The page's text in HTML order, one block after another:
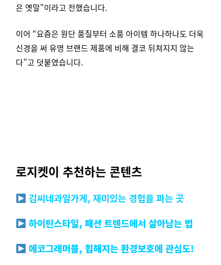
은 옛말”이라고 전했습니다.
이어 “요즘은 원단 품질부터 소품 아이템 하나하나도 더욱
신경을 써 유명 브랜드 제품에 비해 결코 뒤쳐지지 않는
다”고 덧붙였습니다.
로지켓이 추천하는 콘텐츠
김씨네과일가게, 재미있는 경험을 파는 곳
하이틴스타일, 패션 트렌드에서 살아남는 법
에코그래머블, 힙해지는 환경보호에 관심도!